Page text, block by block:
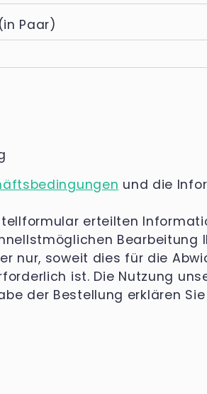
Paar)
und die
erteilten
Bearbeitung
nur, soweit dies für die
ist. Die Nutzung
der Bestellung erklären